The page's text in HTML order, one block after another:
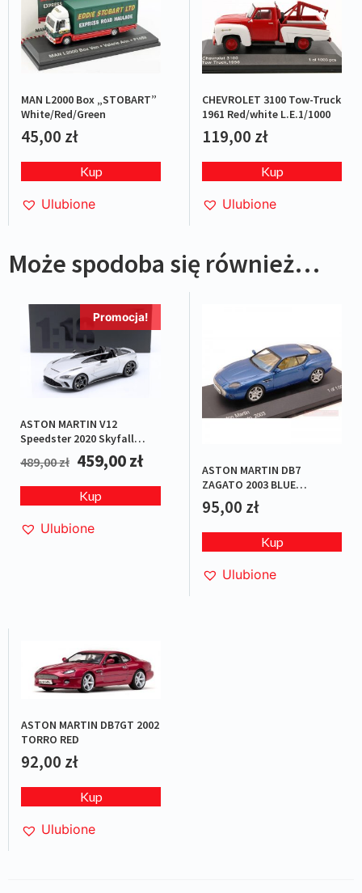
MAN L2000 Box „STOBART”
White/Red/Green
45,00 zł
Kup
Ulubione
CHEVROLET 3100 Tow-Truck
1961 Red/white L.E.1/1000
119,00 zł
Kup
Ulubione
Może spodoba się również…
Promocja!
ASTON MARTIN V12
Speedster 2020 Skyfall
Silver L.E.1/1500
489,00zł 459,00zł
Kup
Ulubione
ASTON MARTIN DB7
ZAGATO 2003 BLUE
METALLIC
95,00 zł
Kup
Ulubione
ASTON MARTIN DB7GT 2002
TORRO RED
92,00 zł
Kup
Ulubione